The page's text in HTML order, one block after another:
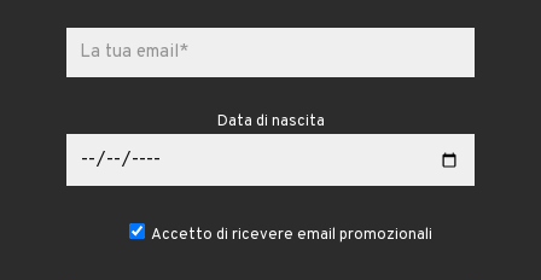
Data di nascita
Accetto di ricevere email promozionali